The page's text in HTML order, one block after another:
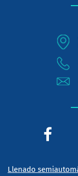
Llenado